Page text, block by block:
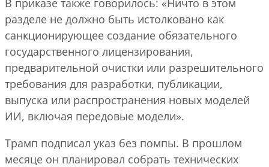
В приказе также говорилось: «Ничто в этом
разделе не должно быть истолковано как
санкционирующее создание обязательного
государственного лицензирования,
предварительной очистки или разрешительного
требования для разработки, публикации,
выпуска или распространения новых моделей
ИИ, включая передовые модели».
Трамп подписал указ без помпы. В прошлом
месяце он планировал собрать технических